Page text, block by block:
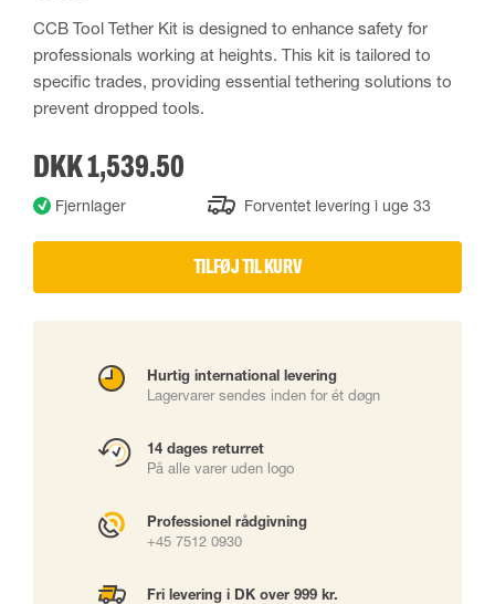
CCB Tool Tether Kit is designed to enhance safety for
professionals working at heights. This kit is tailored to
specific trades, providing essential tethering solutions to
prevent dropped tools.
DKK 1,539.50
Fjernlager Forventet levering i uge 33
TILFØJ TIL KURV
Hurtig international levering
Lagervarer sendes inden for ét døgn
14 dages returret
På alle varer uden logo
Professionel rådgivning
+45 7512 0930
Fri levering i DK over 999 kr.